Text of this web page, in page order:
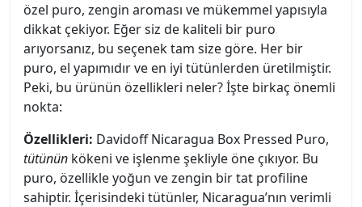
özel puro, zengin aroması ve mükemmel yapısıyla
dikkat çekiyor. Eğer siz de kaliteli bir puro
arıyorsanız, bu seçenek tam size göre. Her bir
puro, el yapımıdır ve en iyi tütünlerden üretilmiştir.
Peki, bu ürünün özellikleri neler? İşte birkaç önemli
nokta:
Özellikleri: Davidoff Nicaragua Box Pressed Puro,
tütünün kökeni ve işlenme şekliyle öne çıkıyor. Bu
puro, özellikle yoğun ve zengin bir tat profiline
sahiptir. İçerisindeki tütünler, Nicaragua’nın verimli